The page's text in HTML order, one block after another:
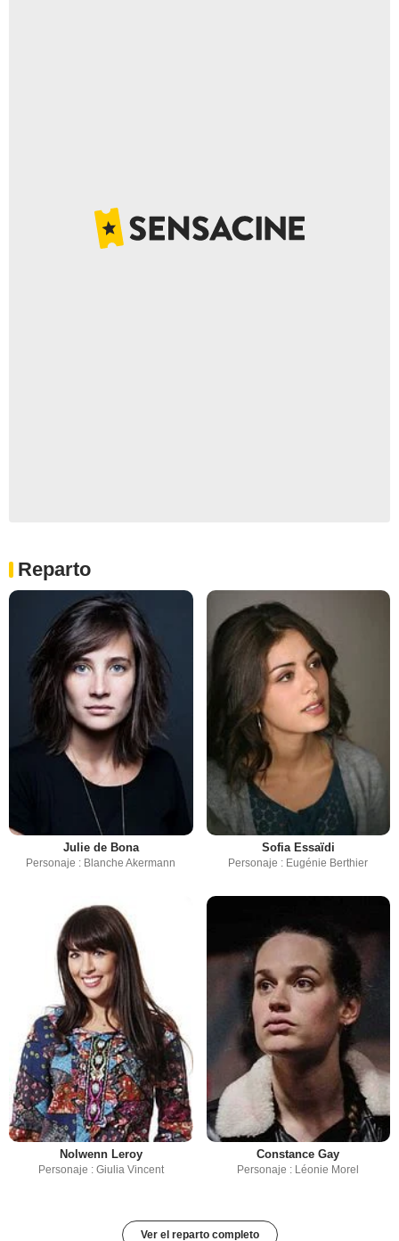
Reparto
Julie de Bona
Personaje : Blanche Akermann
Sofia Essaïdi
Personaje : Eugénie Berthier
Nolwenn Leroy
Personaje : Giulia Vincent
Constance Gay
Personaje : Léonie Morel
Ver el reparto completo